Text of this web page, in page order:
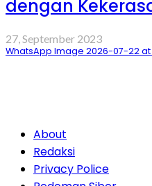
dengan
27, September 2023
WhatsApp Image 2026-07-22 at
About
Redaksi
Privacy Police